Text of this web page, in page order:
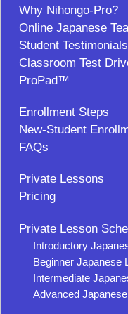
Why Nihongo-Pro?
Online Japanese
Student Testimonials
Classroom Test
ProPad™
Enrollment Steps
New-Student
FAQs
Private Lessons
Pricing
Private Lesson
Introductory
Beginner Japanese
Intermediate
Advanced